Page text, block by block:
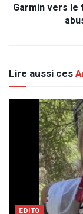
Garmin vers le
Lire aussi ces
EDITO